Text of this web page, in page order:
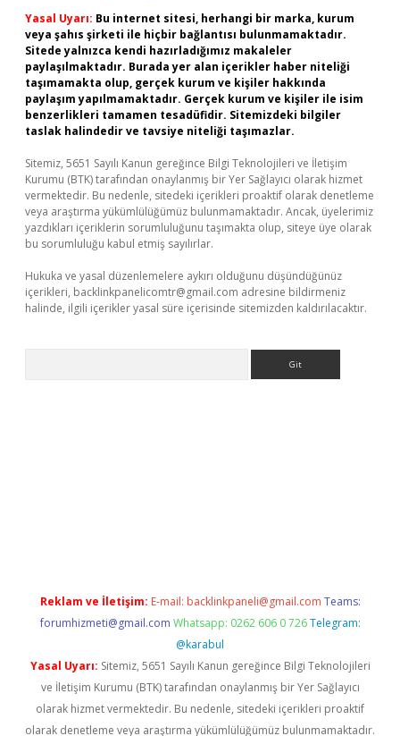
Yasal Uyarı: Bu internet sitesi, herhangi bir marka, kurum
veya şahıs şirketi ile hiçbir bağlantısı bulunmamaktadır.
Sitede yalnızca kendi hazırladığımız makaleler
paylaşılmaktadır. Burada yer alan içerikler haber niteliği
taşımamakta olup, gerçek kurum ve kişiler hakkında
paylaşım yapılmamaktadır. Gerçek kurum ve kişiler ile isim
benzerlikleri tamamen tesadüfidir. Sitemizdeki bilgiler
taslak halindedir ve tavsiye niteliği taşımazlar.
Sitemiz, 5651 Sayılı Kanun gereğince Bilgi Teknolojileri ve İletişim
Kurumu (BTK) tarafından onaylanmış bir Yer Sağlayıcı olarak hizmet
vermektedir. Bu nedenle, sitedeki içerikleri proaktif olarak denetleme
veya araştırma yükümlülüğümüz bulunmamaktadır. Ancak, üyelerimiz
yazdıkları içeriklerin sorumluluğunu taşımakta olup, siteye üye olarak
bu sorumluluğu kabul etmiş sayılırlar.
Hukuka ve yasal düzenlemelere aykırı olduğunu düşündüğünüz
içerikleri, backlinkpanelicomtr@gmail.com adresine bildirmeniz
halinde, ilgili içerikler yasal süre içerisinde sitemizden kaldırılacaktır.
Reklam ve İletişim: E-mail: backlinkpaneli@gmail.com Teams:
forumhizmeti@gmail.com Whatsapp: 0262 606 0 726 Telegram:
@karabul
Yasal Uyarı: Sitemiz, 5651 Sayılı Kanun gereğince Bilgi Teknolojileri
ve İletişim Kurumu (BTK) tarafından onaylanmış bir Yer Sağlayıcı
olarak hizmet vermektedir. Bu nedenle, sitedeki içerikleri proaktif
olarak denetleme veya araştırma yükümlülüğümüz bulunmamaktadır.